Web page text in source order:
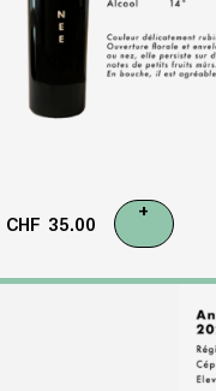
CHF 35.00
+